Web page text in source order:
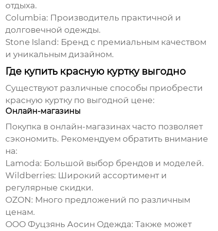
отдыха.
Columbia: Производитель практичной и
долговечной одежды.
Stone Island: Бренд с премиальным качеством
и уникальным дизайном.
Где купить красную куртку выгодно
Существуют различные способы приобрести
красную куртку по выгодной цене:
Онлайн-магазины
Покупка в онлайн-магазинах часто позволяет
сэкономить. Рекомендуем обратить внимание
на:
Lamoda: Большой выбор брендов и моделей.
Wildberries: Широкий ассортимент и
регулярные скидки.
OZON: Много предложений по различным
ценам.
ООО Фуцзянь Аосин Одежда: Также может